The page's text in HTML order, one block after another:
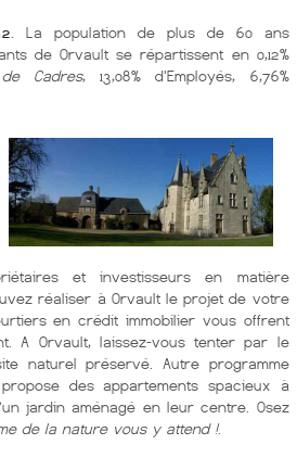
. La population de plus de 60 ans
de Orvault se répartissent en 0,12%
de Cadres, 13,08% d'Employés, 6,76%
et investisseurs en matière
réaliser à Orvault le projet de votre
en crédit immobilier vous offrent
A Orvault, laissez-vous tenter par le
naturel préservé. Autre programme
des appartements spacieux à
jardin aménagé en leur centre. Osez
de la nature vous y attend !.